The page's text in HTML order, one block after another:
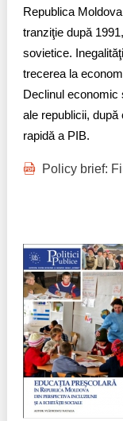
Republica
tranziţie după
sovietice.
trecerea la
Declinul economic
ale republicii,
rapidă a PIB.
Policy brief: